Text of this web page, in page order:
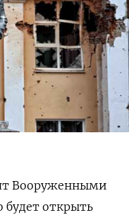
Вооруженными
открыть